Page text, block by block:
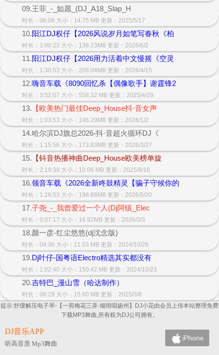
09.王菲_-_如愿_(DJ_A18_Slap_H
时长：06:08 大小：14.75 MB 更新：2025/5/17
10.阳江DJ权仔【2026风说岁月如笔写春秋《柏
时长：1:00:23 大小：138.23MB 更新：2026/6/2
11.阳江DJ权仔【2026用力活着中文慢摇《空灵
时长：1:30:53 大小：208.04MB 更新：2026/4/15
12.嗨音车载《8090回忆杀【偶像歌手】谢霆锋2
时长：3:52:07 大小：558.32 MB 更新：2025/4/29
13. 【欧美热门最佳Deep_House抖·音女声
时长：1:03:53 大小：146.29MB 更新：2026/1/2
14.哈尔滨DJ旗总2026-抖·音超火循环DJ《
时长：1:15:56 大小：173.83MB 更新：2026/3/27
15. 【钭音热播神曲Deep_House欧美榜单旋
时长：2:19:39 大小：10.06 MB 更新：2025/9/16
16.领音车载《2026全新咚鼓精灵【骗子守候你的
时长：1:26:53 大小：198.88MB 更新：2026/5/20
17.子尧_-_我曾爱过一个人(Dj阿镇_Elec
时长：0:07:17 大小：16.92MB 更新：2026/3/3
18.颜一彦-红尘悠悠(dj沈念版)
时长：04:36 大小：11.03 MB 更新：2024/10/26
19.Dj叶仔-国粤语Electro精选其实都没有
时长：1:02:40 大小：150.42 MB 更新：2024/10/23
20.吉特巴_漫山雪（哈达制作）
时长：06:29 大小：15.60 MB 更新：2025/3/8
提示:舒缓解压电子琴-【一剪梅花三弄·烟雨唱扬州】DJ小花由会员上传本站整理免费
下载MP3舞曲,所有权为DJ公司拥有。
DJ音乐APP
听高音质 Mp3舞曲
iPhone